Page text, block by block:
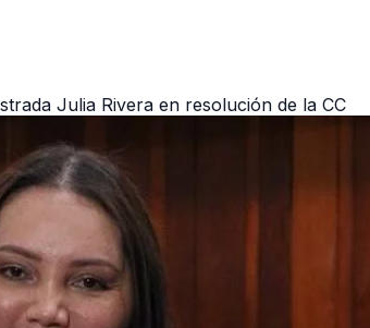
Julia Rivera en resolución de la CC